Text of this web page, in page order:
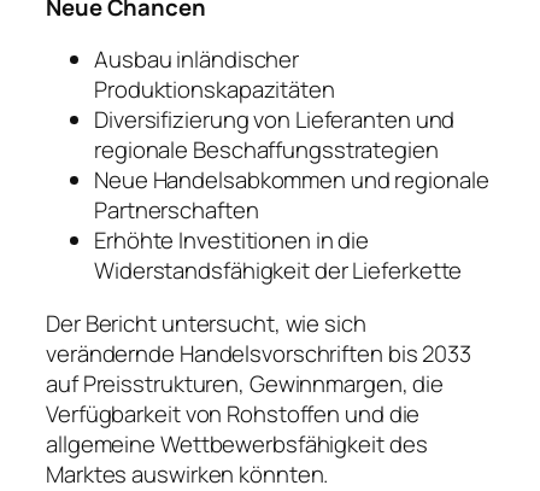
Neue Chancen
Ausbau inländischer
Produktionskapazitäten
Diversifizierung von Lieferanten und
regionale Beschaffungsstrategien
Neue Handelsabkommen und regionale
Partnerschaften
Erhöhte Investitionen in die
Widerstandsfähigkeit der Lieferkette
Der Bericht untersucht, wie sich
verändernde Handelsvorschriften bis 2033
auf Preisstrukturen, Gewinnmargen, die
Verfügbarkeit von Rohstoffen und die
allgemeine Wettbewerbsfähigkeit des
Marktes auswirken könnten.